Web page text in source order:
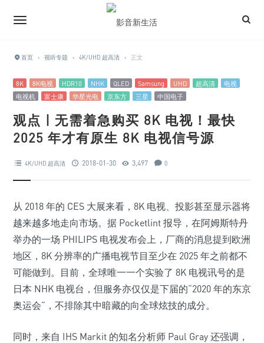
首页 › 视听专题 › 4K/UHD 超高清 › 正文
8K 8K电视 HDR10 NHK QLED Samsung UHD 超高清
电视
电视机
富士康 华星光电 京东方 三星 中国电子
观点 | 无需着急购买 8K 电视！最快
2025 年才有原生 8K 电视信号源
4K/UHD 超高清 2018-01-30 3,497 0
从 2018 年的 CES 大展来看，8K 电视、投影甚至显示器将
越来越多地走向市场。据 Pocketlint 报导，在阿姆斯特丹
举办的一场 PHILIPS 电视发布会上，厂商的消息提到欧洲
地区，8K 分辨率的广播电视节目至少在 2025 年之前都不
可能做到。目前，全球唯一一个实验了 8K 电视讯号的是
日本 NHK 电视台，但服务亦仅仅是下届的“2020 年的东京
奥运会”，不排除其中暗藏的向全球炫技的成分。
同时，来自 IHS Markit 的知名分析师 Paul Gray 还强调，